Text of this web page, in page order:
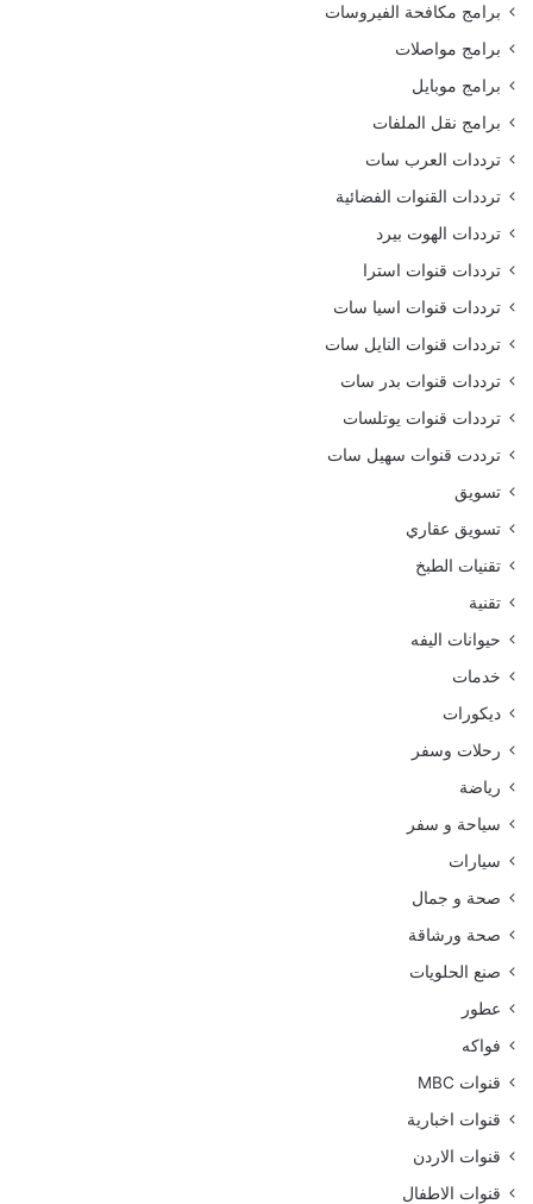
برامج مكافحة الفيروسات
برامج مواصلات
برامج موبايل
برامج نقل الملفات
ترددات العرب سات
ترددات القنوات الفضائية
ترددات الهوت بيرد
ترددات قنوات استرا
ترددات قنوات اسيا سات
ترددات قنوات النايل سات
ترددات قنوات بدر سات
ترددات قنوات يوتلسات
ترددت قنوات سهيل سات
تسويق
تسويق عقاري
تقنيات الطبخ
تقنية
حيوانات اليفه
خدمات
ديكورات
رحلات وسفر
رياضة
سياحة و سفر
سيارات
صحة و جمال
صحة ورشاقة
صنع الحلويات
عطور
فواكه
قنوات MBC
قنوات اخبارية
قنوات الاردن
قنوات الاطفال